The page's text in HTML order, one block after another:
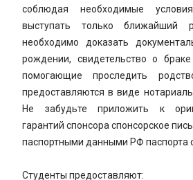
соблюдая необходимые
выступать только ближайший
необходимо доказать
рождении, свидетельство о
помогающие проследить
предоставляются в виде
Не забудьте приложить к
гарантий спонсора спонсорское
паспортными данными РФ паспорта
Студенты предоставляют: